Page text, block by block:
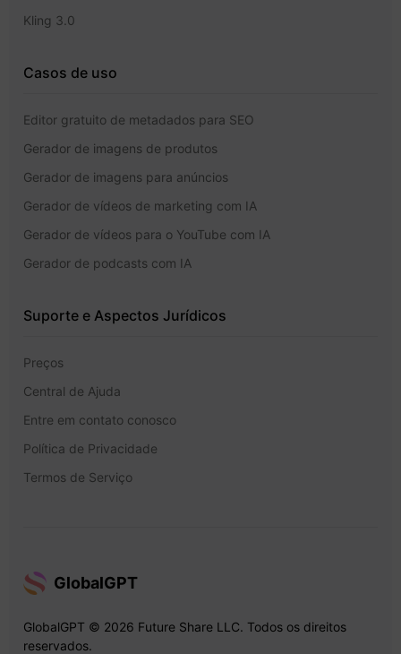
Kling 3.0
Casos de uso
Editor gratuito de metadados para SEO
Gerador de imagens de produtos
Gerador de imagens para anúncios
Gerador de vídeos de marketing com IA
Gerador de vídeos para o YouTube com IA
Gerador de podcasts com IA
Suporte e Aspectos Jurídicos
Preços
Central de Ajuda
Entre em contato conosco
Política de Privacidade
Termos de Serviço
GlobalGPT
GlobalGPT © 2026 Future Share LLC. Todos os direitos
reservados.